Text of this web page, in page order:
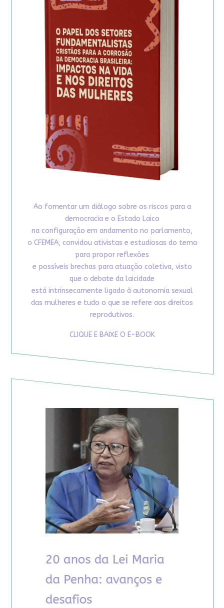
Ao fomentar um diálogo sobre os riscos para a
democracia e o Estado Laico
na configuração em andamento no parlamento,
o CFEMEA, convidou ativistas e estudiosas do tema
para propor reflexões
e possíveis brechas para atuação coletiva, visto
que o debate da laicidade
está intrinsecamente ligado à autonomia sexual
das mulheres e tudo o que se refere aos direitos
reprodutivos.
CLIQUE E BAIXE O E-BOOK